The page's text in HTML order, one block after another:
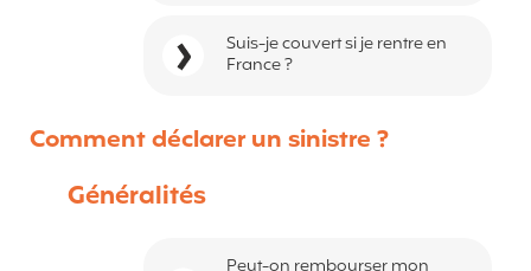
Suis-je couvert si je rentre en
France ?
Comment déclarer un sinistre ?
Généralités